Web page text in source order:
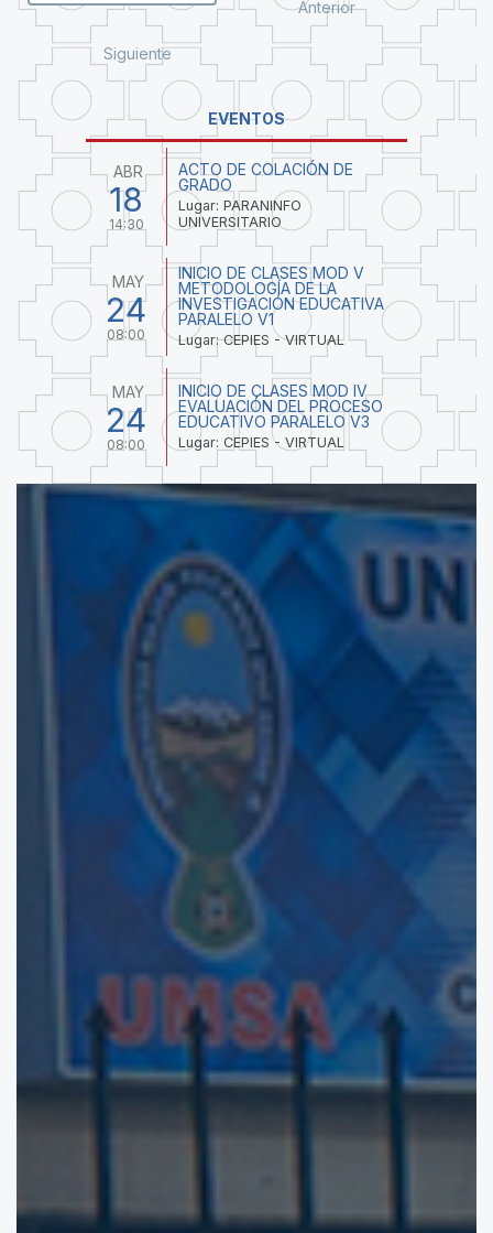
Anterior
Siguiente
EVENTOS
ABR
18
14:30
ACTO DE COLACIÓN DE
GRADO
Lugar: PARANINFO
UNIVERSITARIO
MAY
24
08:00
INICIO DE CLASES MOD V
METODOLOGÍA DE LA
INVESTIGACIÓN EDUCATIVA
PARALELO V1
Lugar: CEPIES - VIRTUAL
MAY
24
08:00
INICIO DE CLASES MOD IV
EVALUACIÓN DEL PROCESO
EDUCATIVO PARALELO V3
Lugar: CEPIES - VIRTUAL